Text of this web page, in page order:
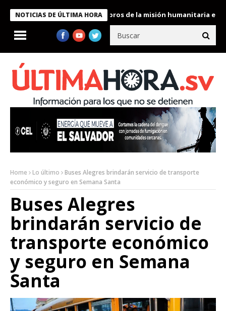
NOTICIAS DE ÚLTIMA HORA
Bukele condecora a miembros de la misión humanitaria enviada
Home Lo último
Buses Alegres brindarán servicio de transporte
económico y seguro en Semana Santa
Buses Alegres
brindarán servicio de
transporte económico
y seguro en Semana
Santa